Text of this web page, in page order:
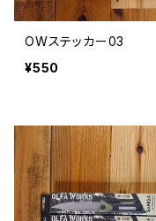
OWステッカー03
¥550